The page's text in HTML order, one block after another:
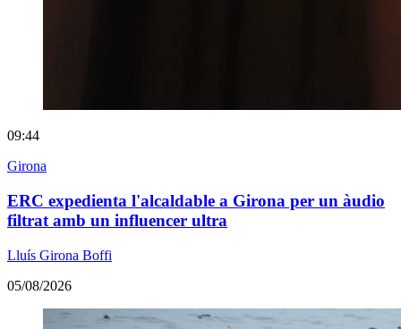
09:44
Girona
ERC expedienta l'alcaldable a Girona per un àudio
filtrat amb un influencer ultra
Lluís Girona Boffi
05/08/2026